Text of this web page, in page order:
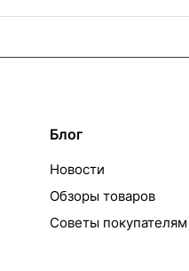
Блог
Новости
Обзоры товаров
Советы покупателям